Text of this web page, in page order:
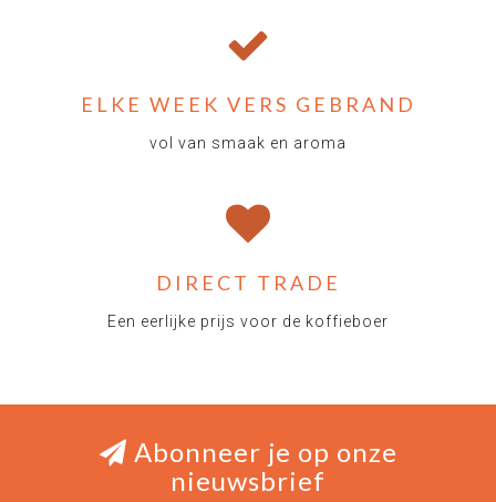
ELKE WEEK VERS GEBRAND
vol van smaak en aroma
DIRECT TRADE
Een eerlijke prijs voor de koffieboer
Abonneer je op onze
nieuwsbrief